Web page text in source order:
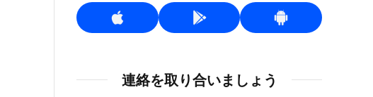
連絡を取り合いましょう